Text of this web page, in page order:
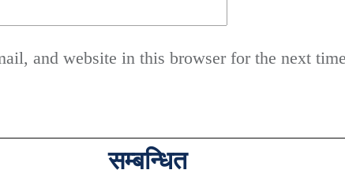
and website in this browser for the next
सम्बन्धित